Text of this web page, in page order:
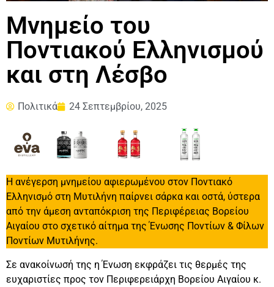
Μνημείο του
Ποντιακού Ελληνισμού
και στη Λέσβο
Πολιτικά 24 Σεπτεμβρίου, 2025
Η ανέγερση μνημείου αφιερωμένου στον Ποντιακό
Ελληνισμό στη Μυτιλήνη παίρνει σάρκα και οστά, ύστερα
από την άμεση ανταπόκριση της Περιφέρειας Βορείου
Αιγαίου στο σχετικό αίτημα της Ένωσης Ποντίων & Φίλων
Ποντίων Μυτιλήνης.
Σε ανακοίνωσή της η Ένωση εκφράζει τις θερμές της
ευχαριστίες προς τον Περιφερειάρχη Βορείου Αιγαίου κ.